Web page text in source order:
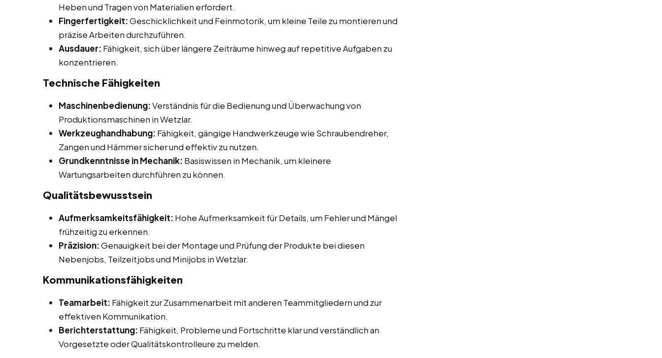
Heben und Tragen von Materialien erfordert.
Fingerfertigkeit:Geschicklichkeit und Feinmotorik, um kleine Teile zu montieren und
präzise Arbeiten durchzuführen.
Ausdauer: Fähigkeit, sich über längere Zeiträume hinweg auf repetitive Aufgaben zu
konzentrieren.
Technische Fähigkeiten
Maschinenbedienung:Verständnis für die Bedienung und Überwachung von
Produktionsmaschinen in Wetzlar.
Werkzeughandhabung: Fähigkeit, gängige Handwerkzeuge wie Schraubendreher,
Zangen und Hämmer sicher und effektiv zu nutzen.
Grundkenntnisse in Mechanik: Basiswissen in Mechanik, um kleinere
Wartungsarbeiten durchführen zu können.
Qualitätsbewusstsein
Aufmerksamkeitsfähigkeit: Hohe Aufmerksamkeit für Details, um Fehler und Mängel
frühzeitig zu erkennen.
Präzision:Genauigkeit bei der Montage und Prüfung der Produkte bei diesen
Nebenjobs, Teilzeitjobs und Minijobs in Wetzlar.
Kommunikationsfähigkeiten
Teamarbeit: Fähigkeit zur Zusammenarbeit mit anderen Teammitgliedern und zur
effektiven Kommunikation.
Berichterstattung: Fähigkeit, Probleme und Fortschritte klar und verständlich an
Vorgesetzte oder Qualitätskontrolleure zu melden.